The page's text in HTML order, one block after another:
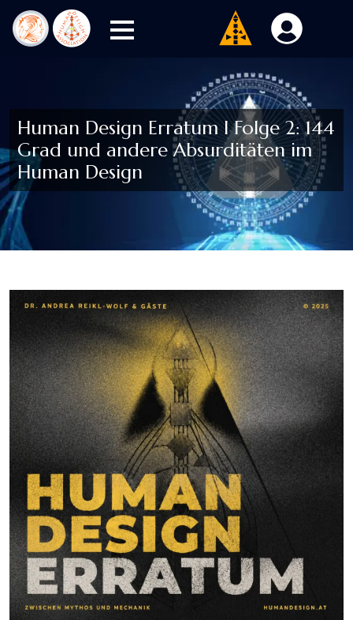
Human Design Erratum I Folge 2: 144
Grad und andere Absurditäten im
Human Design